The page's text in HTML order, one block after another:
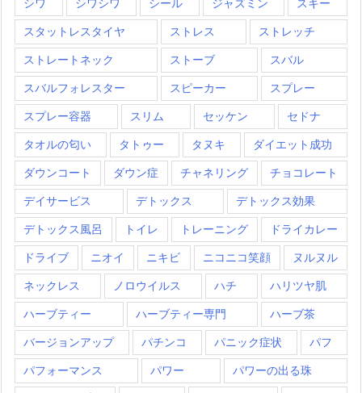
シワ シワシワ シール ジャズミン スキー
スタットレスタイヤ ストレス ストレッチ
ストレートネック ストーブ スバル
スバルフォレスター スピーカー スプレー
スプレー容器 スリム セッケン セドナ
タオルの匂い タトゥー タヌキ ダイエット成功
ダウンコート ダウン症 チャネリング チョコレート
デイサービス デトックス デトックス効果
デトックス風呂 トイレ トレーニング ドライカレー
ドライブ ニオイ ニキビ ニコニコ笑顔 ヌルヌル
ネックレス ノロウイルス ハチ ハリツヤ肌
ハーブティー ハーブティー専門 ハーブ茶
バージョンアップ パチンコ パニック症状 パフ
パフォーマンス パワー パワーの出る珠